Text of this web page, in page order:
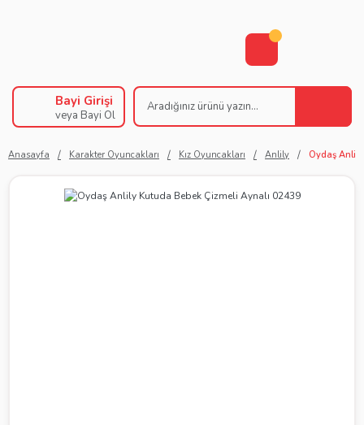
Bayi Girişi
veya Bayi Ol
Anasayfa Karakter Oyuncakları Kız Oyuncakları Anlily Oydaş